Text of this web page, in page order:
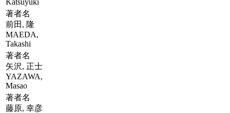
著者名
前田, 隆
MAEDA,
Takashi
著者名
矢沢, 正士
YAZAWA,
Masao
著者名
藤原, 幸彦